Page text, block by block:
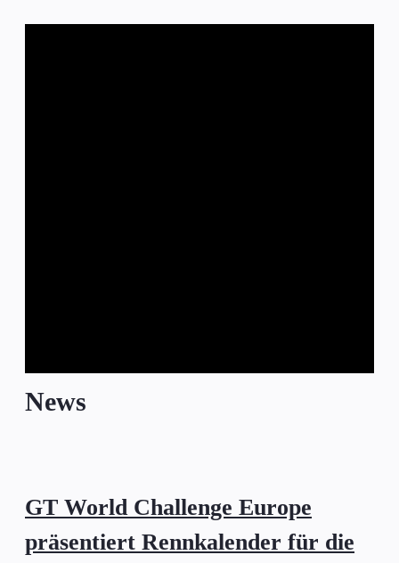
News
GT World Challenge Europe
präsentiert Rennkalender für die